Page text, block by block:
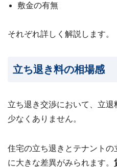
敷金の有無
それぞれ詳しく解説します。
立ち退き料の相場感
立ち退き交渉において、立
少なくありません。
住宅の立ち退きとテナント
に大きな差異がみられます。